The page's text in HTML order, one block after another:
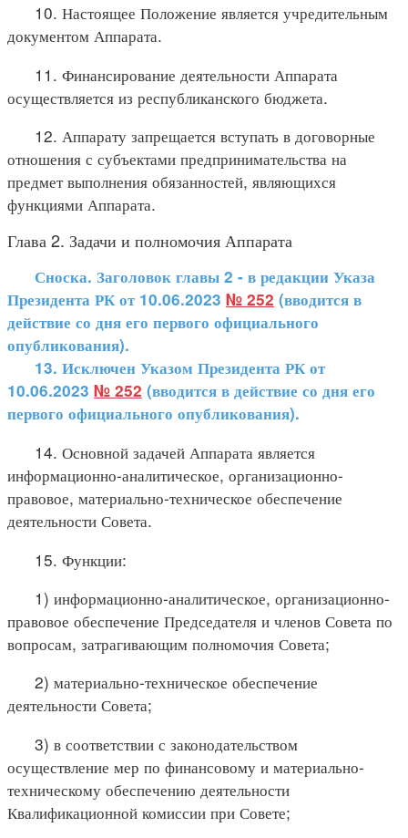
10. Настоящее Положение является учредительным
документом Аппарата.
11. Финансирование деятельности Аппарата
осуществляется из республиканского бюджета.
12. Аппарату запрещается вступать в договорные
отношения с субъектами предпринимательства на
предмет выполнения обязанностей, являющихся
функциями Аппарата.
Глава 2. Задачи и полномочия Аппарата
Сноска. Заголовок главы 2 - в редакции Указа
Президента РК от 10.06.2023 № 252 (вводится в
действие со дня его первого официального
опубликования).
13. Исключен Указом Президента РК от
10.06.2023 № 252 (вводится в действие со дня его
первого официального опубликования).
14. Основной задачей Аппарата является
информационно-аналитическое, организационно-
правовое, материально-техническое обеспечение
деятельности Совета.
15. Функции:
1) информационно-аналитическое, организационно-
правовое обеспечение Председателя и членов Совета по
вопросам, затрагивающим полномочия Совета;
2) материально-техническое обеспечение
деятельности Совета;
3) в соответствии с законодательством
осуществление мер по финансовому и материально-
техническому обеспечению деятельности
Квалификационной комиссии при Совете;